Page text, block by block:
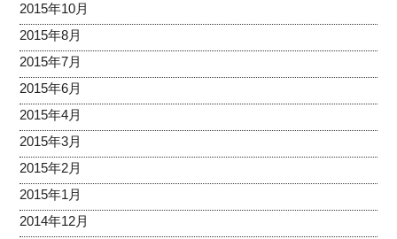
2015年10月
2015年8月
2015年7月
2015年6月
2015年4月
2015年3月
2015年2月
2015年1月
2014年12月